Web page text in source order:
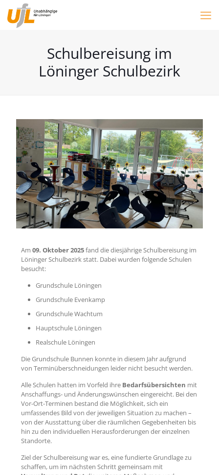
Schulbereisung im
Löninger Schulbezirk
Am 09. Oktober 2025fand die diesjährige Schulbereisung im
Löninger Schulbezirk statt. Dabei wurden folgende Schulen
besucht:
Grundschule Löningen
Grundschule Evenkamp
Grundschule Wachtum
Hauptschule Löningen
Realschule Löningen
Die Grundschule Bunnen konnte in diesem Jahr aufgrund
von Terminüberschneidungen leider nicht besucht werden.
Alle Schulen hatten im Vorfeld ihre Bedarfsübersichten mit
Anschaffungs- und Änderungswünschen eingereicht. Bei den
Vor-Ort-Terminen bestand die Möglichkeit, sich ein
umfassendes Bild von der jeweiligen Situation zu machen –
von der Ausstattung über die räumlichen Gegebenheiten bis
hin zu den individuellen Herausforderungen der einzelnen
Standorte.
Ziel der Schulbereisung war es, eine fundierte Grundlage zu
schaffen, um im nächsten Schritt gemeinsam mit